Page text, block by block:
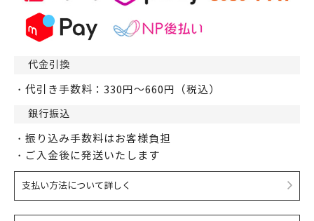
代金引換
・代引き手数料：330円～660円（税込）
銀行振込
・振り込み手数料はお客様負担
・ご入金後に発送いたします
支払い方法について詳しく